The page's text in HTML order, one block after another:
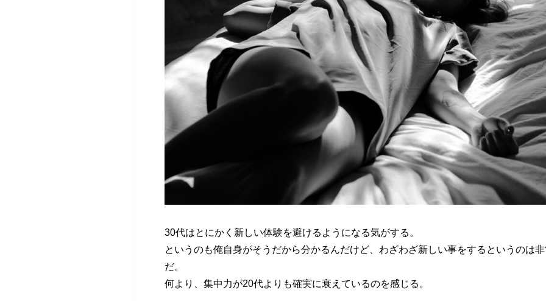
30代はとにかく新しい体験を避けるようになる気がする。
というのも俺自身がそうだから分かるんだけど、わざわざ新しい事をするというのは
だ。
何より、集中力が20代よりも確実に衰えているのを感じる。